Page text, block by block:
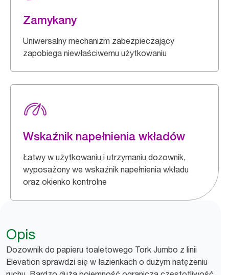
Zamykany
Uniwersalny mechanizm zabezpieczający
zapobiega niewłaściwemu użytkowaniu
Wskaźnik napełnienia wkładów
Łatwy w użytkowaniu i utrzymaniu dozownik,
wyposażony we wskaźnik napełnienia wkładu
oraz okienko kontrolne
Opis
Dozownik do papieru toaletowego Tork Jumbo z linii
Elevation sprawdzi się w łazienkach o dużym natężeniu